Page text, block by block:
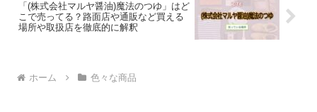
「(株式会社マルヤ醤油)魔法のつゆ」はど
こで売ってる？路面店や通販など買える
場所や取扱店を徹底的に解釈
ホーム 色々な商品